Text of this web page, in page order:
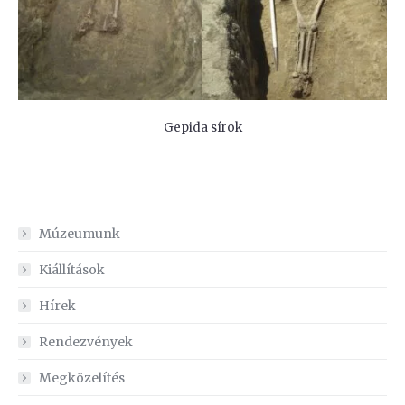
Gepida sírok
Múzeumunk
Kiállítások
Hírek
Rendezvények
Megközelítés